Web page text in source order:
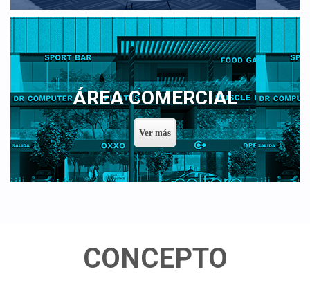
ÁREA COMERCIAL
CONCEPTO